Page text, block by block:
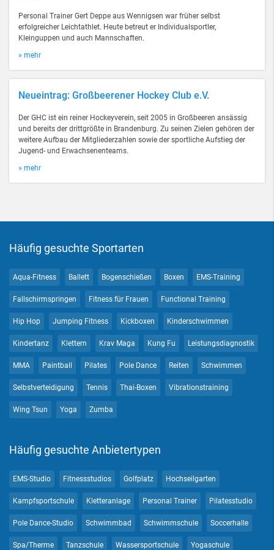
Personal Trainer Gert Deppe aus Wennigsen war früher selbst
erfolgreicher Leichtathlet. Heute betreut er Individualsportler,
Kleinguppen und auch Mannschaften.
» mehr
Neueintrag: Großbeerener Hockey Club e.V.
Der GHC ist ein reiner Hockeyverein, seit 2005 in Großbeeren ansässig
und bereits der drittgrößte in Brandenburg. Zu seinen Zielen gehören der
weitere Aufbau der Mitgliederzahlen sowie der sportliche Aufstieg der
Jugend- und Erwachsenenteams.
» mehr
Häufig gesuchte Sportarten
Aqua-Fitness Ballett Bogenschießen Boxen EMS-Training
Fallschirmspringen Fitness für Frauen Functional Training
Hip Hop Jumping Fitness Kickboxen Kinderschwimmen
Kindertanz Klettern Krav Maga Kung Fu Leistungsdiagnostik
MMA Paintball Pilates Pole Dance Reiten Schwimmen
Selbstverteidigung Tennis Thai-Boxen Vibrationstraining
Wing Tsun Yoga Zumba
Häufig gesuchte Anbietertypen
EMS-Studio Fitnessstudios Golfplatz Hochseilgarten
Kampfsportschule Kletteranlage Personal Trainer Pilatesstudio
Pole Dance-Studio Schwimmbad Schwimmschule Soccerhalle
Spa/Therme Tanzschule Wassersportschule Yogaschule